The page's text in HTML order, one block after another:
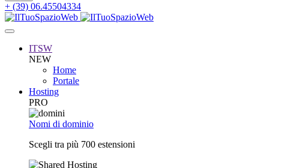
+ (39) 06.45504334
ITSW
NEW
Home
Portale
Hosting
PRO
Nomi di dominio
Scegli tra più 700 estensioni